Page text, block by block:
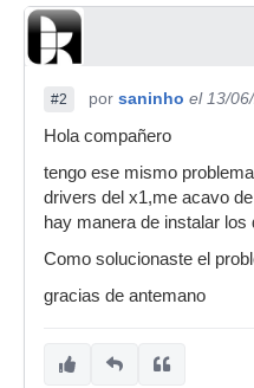
#2 por saninho el 13/
Hola compañero
tengo ese mismo
drivers del x1,me acavo
hay manera de instalar
Como solucionaste el
gracias de antemano